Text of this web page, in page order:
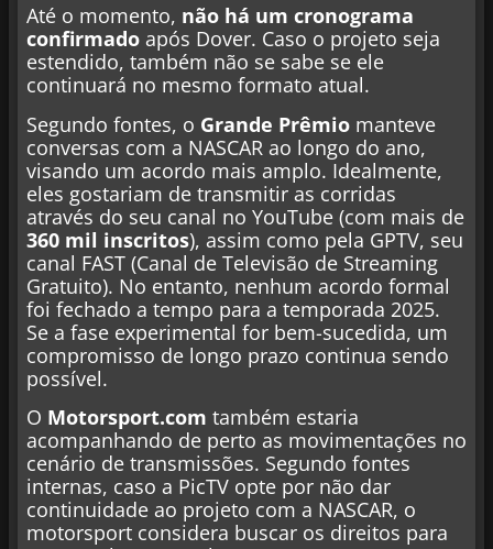
Até o momento, não há um cronograma
confirmado após Dover. Caso o projeto seja
estendido, também não se sabe se ele
continuará no mesmo formato atual.
Segundo fontes, o Grande Prêmio manteve
conversas com a NASCAR ao longo do ano,
visando um acordo mais amplo. Idealmente,
eles gostariam de transmitir as corridas
através do seu canal no YouTube (com mais de
360 mil inscritos), assim como pela GPTV, seu
canal FAST (Canal de Televisão de Streaming
Gratuito). No entanto, nenhum acordo formal
foi fechado a tempo para a temporada 2025.
Se a fase experimental for bem-sucedida, um
compromisso de longo prazo continua sendo
possível.
O Motorsport.com também estaria
acompanhando de perto as movimentações no
cenário de transmissões. Segundo fontes
internas, caso a PicTV opte por não dar
continuidade ao projeto com a NASCAR, o
motorsport considera buscar os direitos para